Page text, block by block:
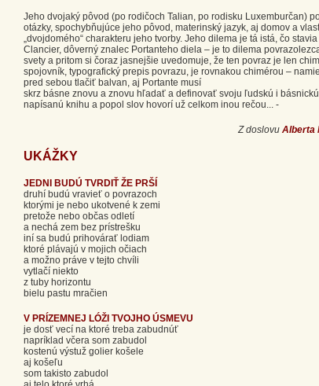
Jeho dvojaký pôvod (po rodičoch Talian, po rodisku Luxemburčan)
otázky, spochybňujúce jeho pôvod, materinský jazyk, aj domov a
„dvojdomého“ charakteru jeho tvorby. Jeho dilema je tá istá, čo
Clancier, dôverný znalec Portanteho diela – je to dilema
svety a pritom si čoraz jasnejšie uvedomuje, že ten povraz je len
spojovník, typografický prepis povrazu, je rovnakou chimérou –
pred sebou tlačiť balvan, aj Portante musí
skrz básne znovu a znovu hľadať a definovať svoju ľudskú i
napísanú knihu a popol slov hovorí už celkom inou rečou... -
Z doslovu Alberta
UKÁŽKY
JEDNI BUDÚ TVRDIŤ ŽE PRŠÍ
druhí budú vravieť o povrazoch
ktorými je nebo ukotvené k zemi
pretože nebo občas odletí
a nechá zem bez prístrešku
iní sa budú prihovárať lodiam
ktoré plávajú v mojich očiach
a možno práve v tejto chvíli
vytlačí niekto
z tuby horizontu
bielu pastu mračien
V PRÍZEMNEJ LÓŽI TVOJHO ÚSMEVU
je dosť vecí na ktoré treba zabudnúť
napríklad včera som zabudol
kostenú výstuž golier košele
aj košeľu
som takisto zabudol